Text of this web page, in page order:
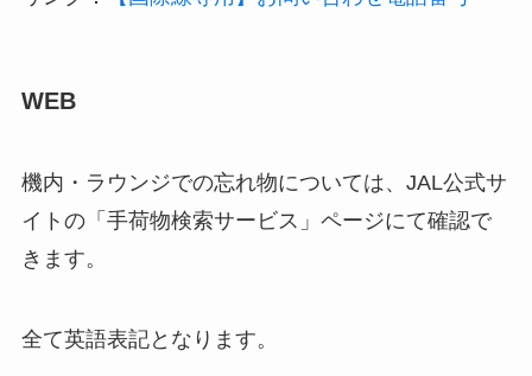
WEB
機内・ラウンジでの忘れ物については、JAL公式サ
イトの「手荷物検索サービス」ページにて確認で
きます。
全て英語表記となります。